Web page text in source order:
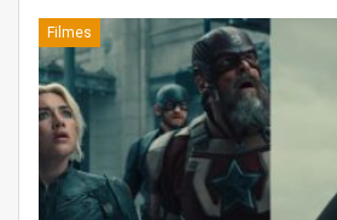
Filmes